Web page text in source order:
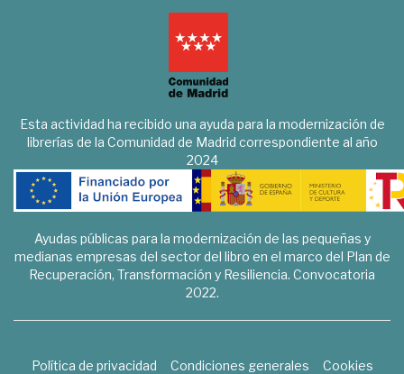
Esta actividad ha recibido una ayuda para la modernización de
librerías de la Comunidad de Madrid correspondiente al año
2024
Ayudas públicas para la modernización de las pequeñas y
medianas empresas del sector del libro en el marco del Plan de
Recuperación, Transformación y Resiliencia. Convocatoria
2022.
Política de privacidad Condiciones generales
Cookies